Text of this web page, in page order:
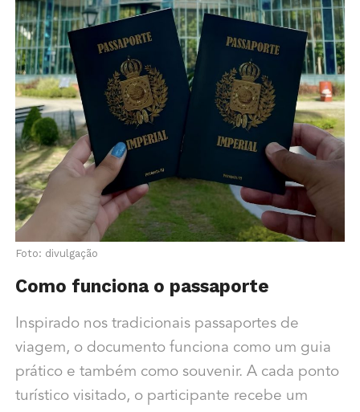
Foto: divulgação
Como funciona o passaporte
Inspirado nos tradicionais passaportes de
viagem, o documento funciona como um guia
prático e também como souvenir. A cada ponto
turístico visitado, o participante recebe um